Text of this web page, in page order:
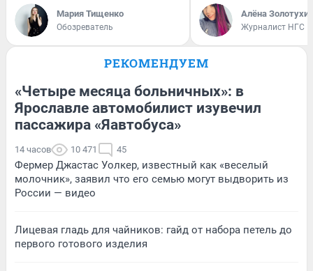
Мария Тищенко
Обозреватель
Алёна
Журналист НГС
РЕКОМЕНДУЕМ
«Четыре месяца больничных»: в
Ярославле автомобилист изувечил
пассажира «Яавтобуса»
14 часов 10 471 45
Фермер Джастас Уолкер, известный как «веселый
молочник», заявил что его семью могут выдворить из
России — видео
Лицевая гладь для чайников: гайд от набора петель до
первого готового изделия